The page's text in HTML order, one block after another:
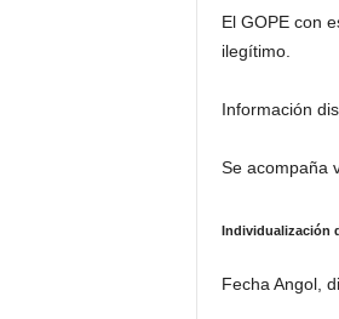
El GOPE con
ilegítimo.
Información
Se acompaña
Individualización
Fecha Angol,